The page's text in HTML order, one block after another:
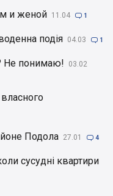
и женой 11.04  1
подія 04.03  1
Не понимаю! 03.02
Подола 27.01  4
сусудні квартири